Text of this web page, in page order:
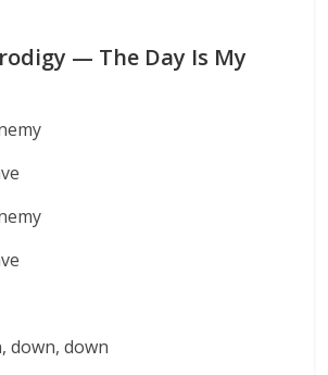
— The Day Is My
down, down